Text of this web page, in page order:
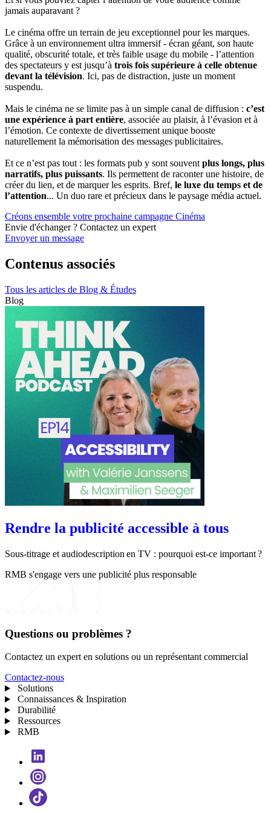
jamais auparavant ?
Le cinéma offre un terrain de jeu exceptionnel pour les marques.
Grâce à un environnement ultra immersif - écran géant, son haute
qualité, obscurité totale, et très faible usage du mobile - l’attention
des spectateurs y est jusqu’à trois fois supérieure à celle obtenue
devant la télévision. Ici, pas de distraction, juste un moment
suspendu.
Mais le cinéma ne se limite pas à un simple canal de diffusion : c’est
une expérience à part entière, associée au plaisir, à l’évasion et à
l’émotion. Ce contexte de divertissement unique booste
naturellement la mémorisation des messages publicitaires.
Et ce n’est pas tout : les formats pub y sont souvent plus longs, plus
narratifs, plus puissants. Ils permettent de raconter une histoire, de
créer du lien, et de marquer les esprits. Bref, le luxe du temps et de
l’attention... Un duo rare et précieux dans le paysage média actuel.
Créons ensemble votre prochaine campagne Cinéma
Envie d'échanger ? Contactez un expert
Envoyer un message
Contenus associés
Tous les articles de Blog & Études
Blog
Rendre la publicité accessible à tous
Sous-titrage et audiodescription en TV : pourquoi est-ce important ?
RMB s'engage vers une publicité plus responsable
Questions ou problèmes ?
Contactez un expert en solutions ou un représentant commercial
Contactez-nous
Solutions
Connaissances & Inspiration
Durabilité
Ressources
RMB